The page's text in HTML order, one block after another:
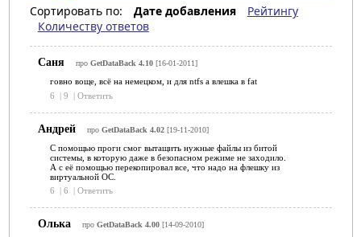
Сортировать по: Дате добавления
Рейтингу
Количеству ответов
Саня про GetDataBack 4.10[16-01-2011]
говно воще, всё на немецком, и для ntfs а влешка в fat
6
| 9 | Ответить
Андрей про GetDataBack 4.02[19-11-2010]
С помощью проги смог вытащить нужные файлы из битой
системы, в которую даже в безопасном режиме не заходило.
А с её помощью перекопировал все, что надо на флешку из
виртуальной ОС.
6
| 6 | Ответить
Олька про GetDataBack 4.00[14-09-2010]